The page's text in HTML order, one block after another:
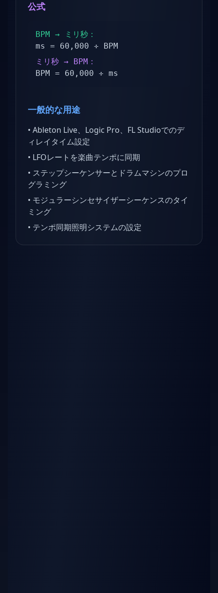
公式
BPM → ミリ秒：
ms = 60,000 ÷ BPM
ミリ秒 → BPM：
BPM = 60,000 ÷ ms
一般的な用途
• Ableton Live、Logic Pro、FL Studioでのデ
ィレイタイム設定
• LFOレートを楽曲テンポに同期
• ステップシーケンサーとドラムマシンのプロ
グラミング
• モジュラーシンセサイザーシーケンスのタイ
ミング
• テンポ同期照明システムの設定